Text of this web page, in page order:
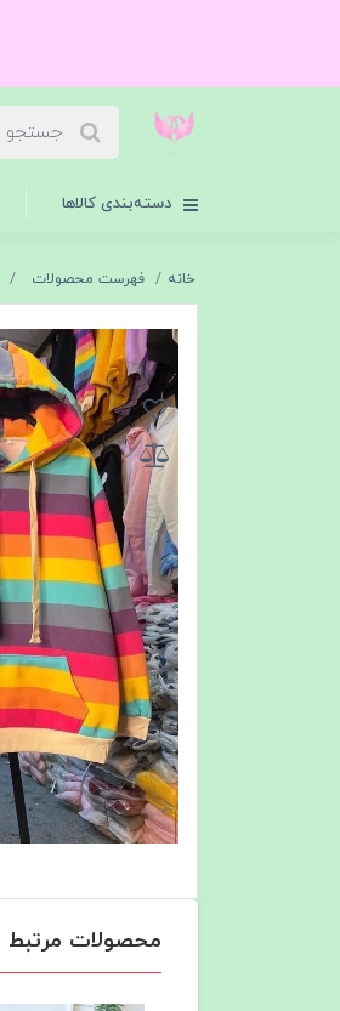
دسته‌بندی کالاها
خانه فهرست محصولات
محصولات مرتبط